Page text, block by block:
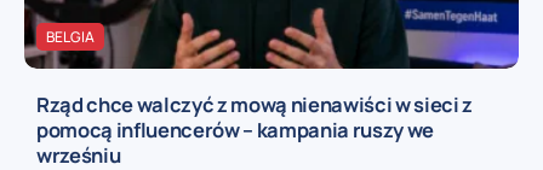
BELGIA
Rząd chce walczyć z mową nienawiści w sieci z
pomocą influencerów – kampania ruszy we
wrześniu